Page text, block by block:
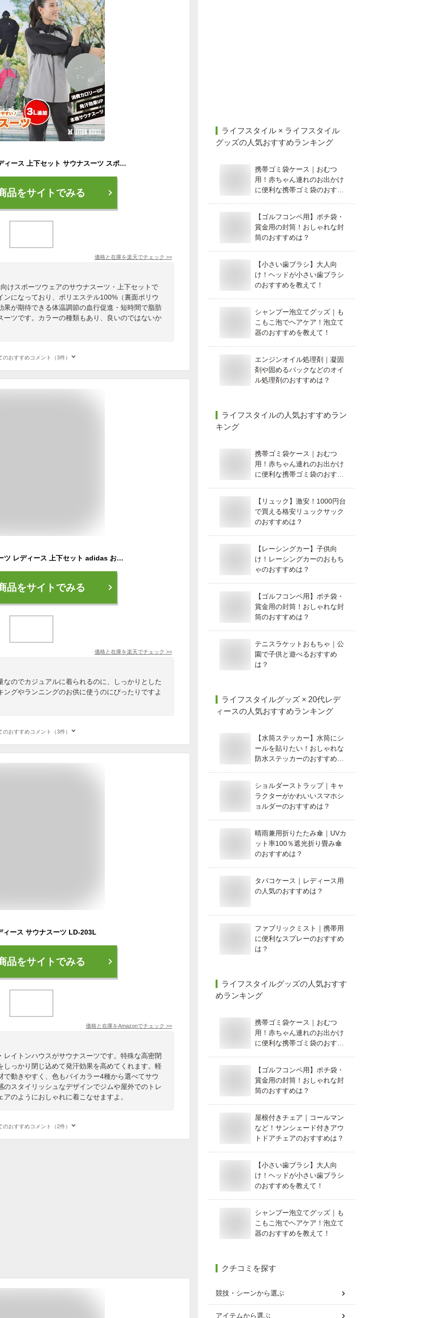
ダイエットスーツ レディース 上下セット サウナスーツ スポーツウェア おしゃれ 軽量 発汗 パーカー ジャケット ジム 人気 普段から使える ストレッチ 筋トレ 防寒 洗濯可 レイトンハウス LD-203L
品をサイトでみる
価格と在庫を楽天でチェック >>
けスポーツウェアのサウナスーツ・上下セットで
になっており、ポリエステル100%（裏面ポリウ
果が期待できる体温調節の血行促進・短時間で脂肪
ーツです。カラーの種類もあり、良いのではないか
のおすすめコメント（3件）
アディダス サウナスーツ レディース 上下セット adidas おしゃれ ダイエットスーツ ダイエットウェア 大きいサイズ 発汗 ダイエット ウォーキング 減量スーツ 自宅 エステ
品をサイトでみる
価格と在庫を楽天でチェック >>
のでカジュアルに着られるのに、しっかりとした
グやランニングのお供に使うのにぴったりですよ
のおすすめコメント（3件）
ィース サウナスーツ LD-203L
品をサイトでみる
価格と在庫をAmazonでチェック >>
イトンハウスがサウナスーツです。特殊な高密閉
しっかり閉じ込めて発汗効果を高めてくれます。軽
動きやすく、色もバイカラー4種から選べてサウ
スタイリッシュなデザインでジムや屋外でのトレ
のようにおしゃれに着こなせますよ。
のおすすめコメント（2件）
ライフスタイル × ライフスタイル
グッズの人気おすすめランキング
携帯ゴミ袋ケース｜おむつ
用！赤ちゃん連れのお出かけ
に便利な携帯ゴミ袋のおすす
【ゴルフコンペ用】ポチ袋・
賞金用の封筒！おしゃれな封
筒のおすすめは？
【小さい歯ブラシ】大人向
け！ヘッドが小さい歯ブラシ
のおすすめを教えて！
シャンプー泡立てグッズ｜も
こもこ泡でヘアケア！泡立て
器のおすすめを教えて！
エンジンオイル処理剤｜凝固
剤や固めるパックなどのオイ
ル処理剤のおすすめは？
ライフスタイルの人気おすすめラン
キング
携帯ゴミ袋ケース｜おむつ
用！赤ちゃん連れのお出かけ
に便利な携帯ゴミ袋のおすす
【リュック】激安！1000円台
で買える格安リュックサック
のおすすめは？
【レーシングカー】子供向
け！レーシングカーのおもち
ゃのおすすめは？
【ゴルフコンペ用】ポチ袋・
賞金用の封筒！おしゃれな封
筒のおすすめは？
テニスラケットおもちゃ｜公
園で子供と遊べるおすすめ
は？
ライフスタイルグッズ × 20代レデ
ィースの人気おすすめランキング
【水筒ステッカー】水筒にシ
ールを貼りたい！おしゃれな
防水ステッカーのおすすめ
ショルダーストラップ｜キャ
ラクターがかわいいスマホシ
ョルダーのおすすめは？
晴雨兼用折りたたみ傘｜UVカ
ット率100％遮光折り畳み傘
のおすすめは？
タバコケース｜レディース用
の人気のおすすめは？
ファブリックミスト｜携帯用
に便利なスプレーのおすすめ
は？
ライフスタイルグッズの人気おすす
めランキング
携帯ゴミ袋ケース｜おむつ
用！赤ちゃん連れのお出かけ
に便利な携帯ゴミ袋のおすす
【ゴルフコンペ用】ポチ袋・
賞金用の封筒！おしゃれな封
筒のおすすめは？
屋根付きチェア｜コールマン
など！サンシェード付きアウ
トドアチェアのおすすめは？
【小さい歯ブラシ】大人向
け！ヘッドが小さい歯ブラシ
のおすすめを教えて！
シャンプー泡立てグッズ｜も
こもこ泡でヘアケア！泡立て
器のおすすめを教えて！
クチコミを探す
競技・シーンから選ぶ
アイテムから選ぶ